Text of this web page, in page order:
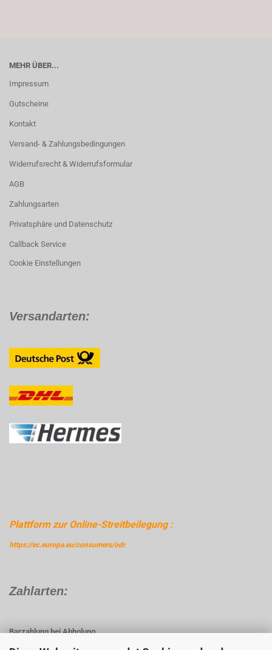
MEHR ÜBER...
Impressum
Gutscheine
Kontakt
Versand- & Zahlungsbedingungen
Widerrufsrecht & Widerrufsformular
AGB
Zahlungsarten
Privatsphäre und Datenschutz
Callback Service
Cookie Einstellungen
Versandarten:
Plattform zur Online-Streitbeilegung :
https://ec.europa.eu/consumers/odr
Zahlarten:
Barzahlung bei Abholung